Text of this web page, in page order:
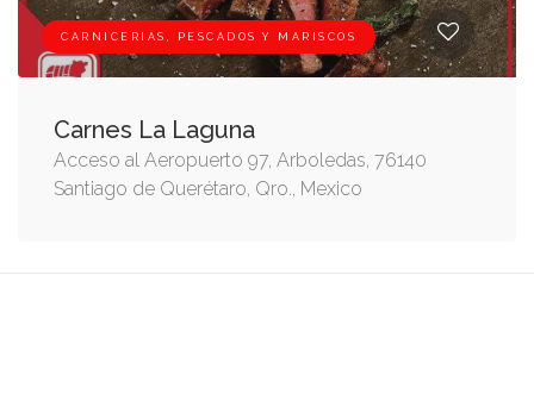
CARNICERIAS, PESCADOS Y MARISCOS
Carnes La Laguna
Acceso al Aeropuerto 97, Arboledas, 76140
Santiago de Querétaro, Qro., Mexico